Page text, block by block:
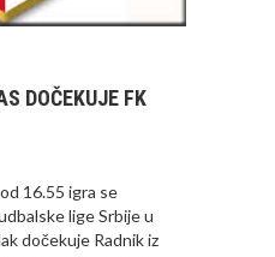
DOČEKUJE FK
16.55 igra se
lige Srbije u
dočekuje Radnik iz